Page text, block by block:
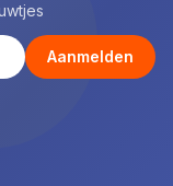
Aanmelden